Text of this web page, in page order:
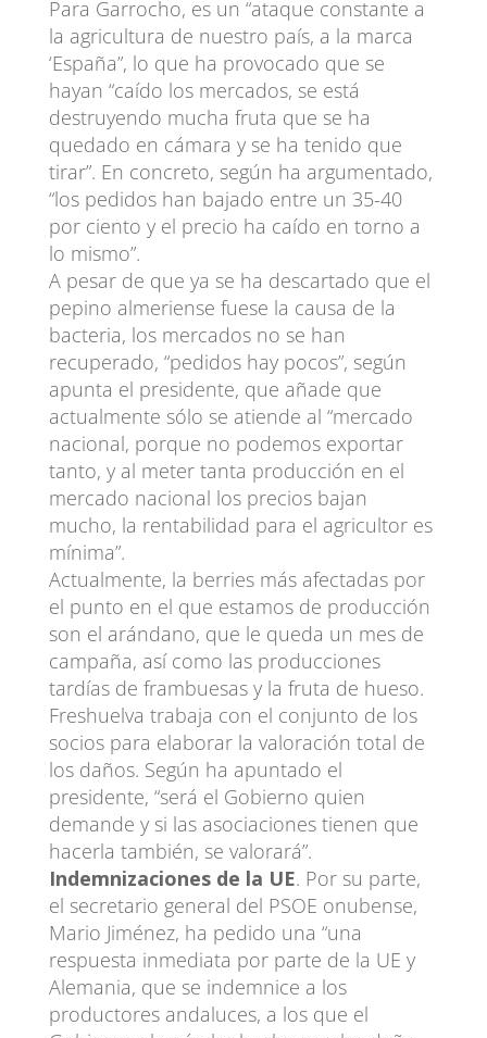
Para Garrocho, es un “ataque constante a
la agricultura de nuestro país, a la marca
‘España”, lo que ha provocado que se
hayan “caído los mercados, se está
destruyendo mucha fruta que se ha
quedado en cámara y se ha tenido que
tirar”. En concreto, según ha argumentado,
“los pedidos han bajado entre un 35-40
por ciento y el precio ha caído en torno a
lo mismo”.
A pesar de que ya se ha descartado que el
pepino almeriense fuese la causa de la
bacteria, los mercados no se han
recuperado, “pedidos hay pocos”, según
apunta el presidente, que añade que
actualmente sólo se atiende al “mercado
nacional, porque no podemos exportar
tanto, y al meter tanta producción en el
mercado nacional los precios bajan
mucho, la rentabilidad para el agricultor es
mínima”.
Actualmente, la berries más afectadas por
el punto en el que estamos de producción
son el arándano, que le queda un mes de
campaña, así como las producciones
tardías de frambuesas y la fruta de hueso.
Freshuelva trabaja con el conjunto de los
socios para elaborar la valoración total de
los daños. Según ha apuntado el
presidente, “será el Gobierno quien
demande y si las asociaciones tienen que
hacerla también, se valorará”.
Indemnizaciones de la UE. Por su parte,
el secretario general del PSOE onubense,
Mario Jiménez, ha pedido una “una
respuesta inmediata por parte de la UE y
Alemania, que se indemnice a los
productores andaluces, a los que el